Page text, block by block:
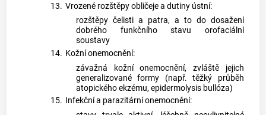
13. Vrozené rozštěpy obličeje a dutiny ústní:
rozštěpy čelisti a patra, a to do dosažení
dobrého funkčního stavu orofaciální
soustavy
14. Kožní onemocnění:
závažná kožní onemocnění, zvláště jejich
generalizované formy (např. těžký průběh
atopického ekzému, epidermolysis bullóza)
15. Infekční a parazitární onemocnění: